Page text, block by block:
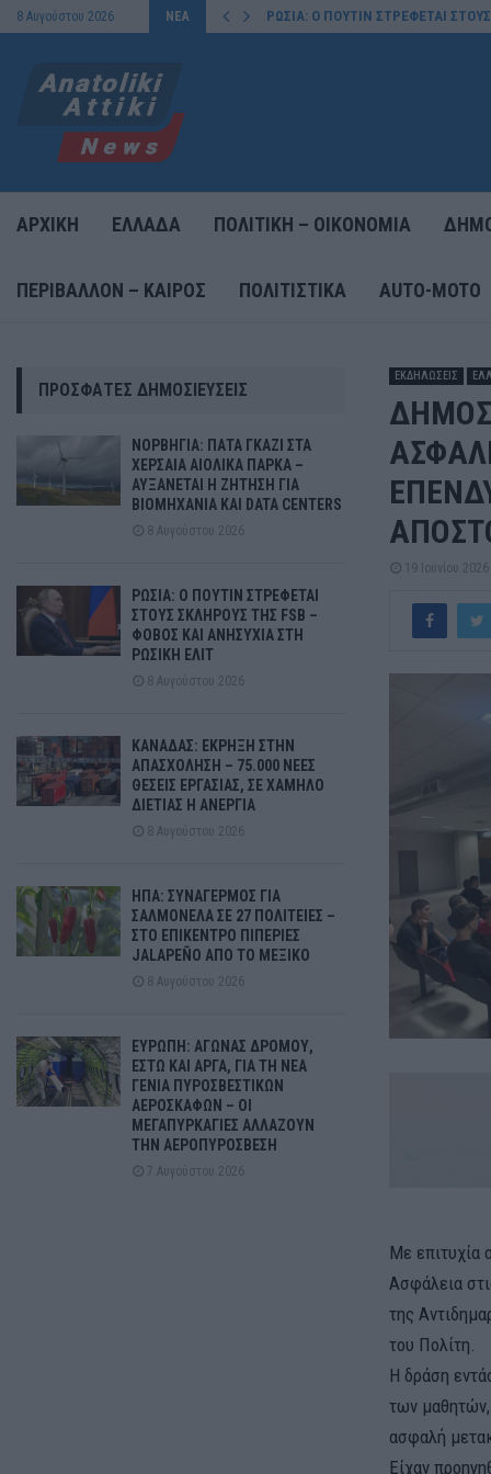
8 Αυγούστου 2026 ΝΕΑ ΡΩΣΙΑ: Ο ΠΟΥΤΙΝ ΣΤΡΕΦΕΤΑΙ
ΑΡΧΙΚΗ ΕΛΛΑΔΑ ΠΟΛΙΤΙΚΗ – ΟΙΚΟΝΟΜΙΑ
ΠΕΡΙΒΑΛΛΟΝ – ΚΑΙΡΟΣ ΠΟΛΙΤΙΣΤΙΚΑ AUTO-MOTO
ΕΚΔΗΛΩΣΕΙΣ
19 Ιουνίου 2026
Με επιτυχία
Ασφάλεια
της
του Πολίτη.
Η δράση
των
ασφαλή
Είχαν
ΠΡΌΣΦΑΤΕΣ ΔΗΜΟΣΙΕΎΣΕΙΣ
ΝΟΡΒΗΓΙΑ: ΠΑΤΑ ΓΚΑΖΙ ΣΤΑ
ΧΕΡΣΑΙΑ ΑΙΟΛΙΚΑ ΠΑΡΚΑ –
ΑΥΞΑΝΕΤΑΙ Η ΖΗΤΗΣΗ ΓΙΑ
ΒΙΟΜΗΧΑΝΙΑ ΚΑΙ DATA CENTERS
8 Αυγούστου 2026
ΡΩΣΙΑ: Ο ΠΟΥΤΙΝ ΣΤΡΕΦΕΤΑΙ
ΣΤΟΥΣ ΣΚΛΗΡΟΥΣ ΤΗΣ FSB –
ΦΟΒΟΣ ΚΑΙ ΑΝΗΣΥΧΙΑ ΣΤΗ
ΡΩΣΙΚΗ ΕΛΙΤ
8 Αυγούστου 2026
ΚΑΝΑΔΑΣ: ΕΚΡΗΞΗ ΣΤΗΝ
ΑΠΑΣΧΟΛΗΣΗ – 75.000 ΝΕΕΣ
ΘΕΣΕΙΣ ΕΡΓΑΣΙΑΣ, ΣΕ ΧΑΜΗΛΟ
ΔΙΕΤΙΑΣ Η ΑΝΕΡΓΙΑ
8 Αυγούστου 2026
ΗΠΑ: ΣΥΝΑΓΕΡΜΟΣ ΓΙΑ
ΣΑΛΜΟΝΕΛΑ ΣΕ 27 ΠΟΛΙΤΕΙΕΣ –
ΣΤΟ ΕΠΙΚΕΝΤΡΟ ΠΙΠΕΡΙΕΣ
JALAPEÑO ΑΠΟ ΤΟ ΜΕΞΙΚΟ
8 Αυγούστου 2026
ΕΥΡΩΠΗ: ΑΓΩΝΑΣ ΔΡΟΜΟΥ,
ΕΣΤΩ ΚΑΙ ΑΡΓΑ, ΓΙΑ ΤΗ ΝΕΑ
ΓΕΝΙΑ ΠΥΡΟΣΒΕΣΤΙΚΩΝ
ΑΕΡΟΣΚΑΦΩΝ – ΟΙ
ΜΕΓΑΠΥΡΚΑΓΙΕΣ ΑΛΛΑΖΟΥΝ
ΤΗΝ ΑΕΡΟΠΥΡΟΣΒΕΣΗ
7 Αυγούστου 2026